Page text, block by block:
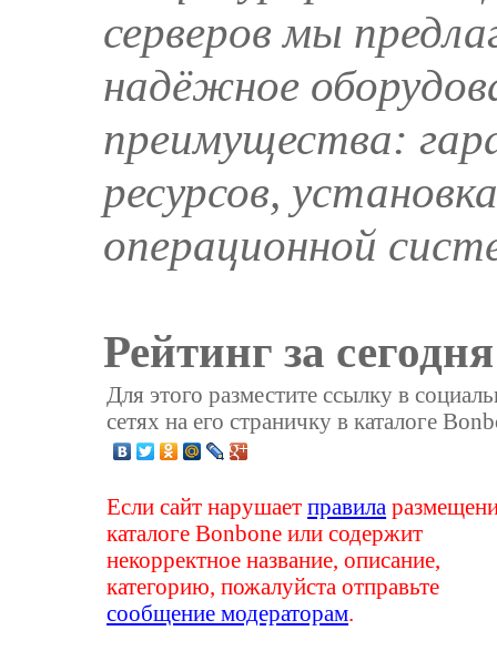
серверов мы
надёжное
преимущества:
ресурсов,
операционной
Рейтинг за
Для этого разместите ссылку в
сетях на его страничку в каталоге
Если сайт нарушаетправила
каталоге Bonbone или содержит
некорректное название, описание,
категорию, пожалуйста отправьте
сообщение модераторам